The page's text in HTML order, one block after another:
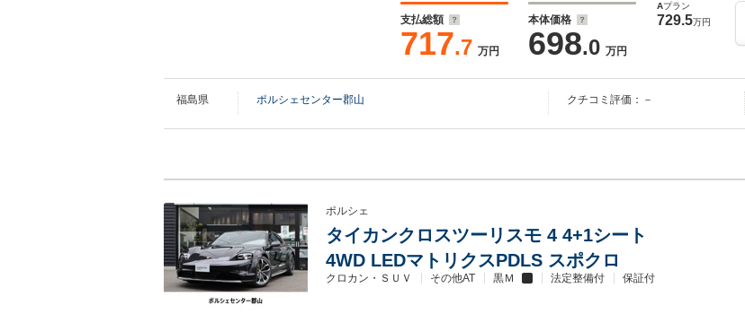
支払総額
717.7 万円
本体価格
698.0 万円
Aプラン
729.5万円
福島県 ポルシェセンター郡山 クチコミ評価：－
ポルシェ
タイカンクロスツーリスモ 4 4+1シート
4WD LEDマトリクスPDLS スポクロ
クロカン・ＳＵＶ その他AT 黒Ｍ 法定整備付 保証付